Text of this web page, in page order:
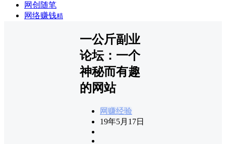
网创随笔
网络赚钱精
一公斤副业
论坛：一个
神秘而有趣
的网站
网赚经验
19年5月17日